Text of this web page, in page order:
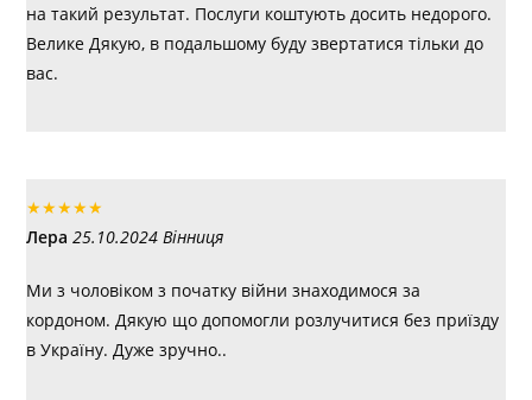
на такий результат. Послуги коштують досить недорого.
Велике Дякую, в подальшому буду звертатися тільки до
вас.
★★★★★
Лера 25.10.2024 Вінниця
Ми з чоловіком з початку війни знаходимося за
кордоном. Дякую що допомогли розлучитися без приїзду
в Україну. Дуже зручно..